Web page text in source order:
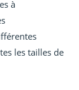
à
les tailles de